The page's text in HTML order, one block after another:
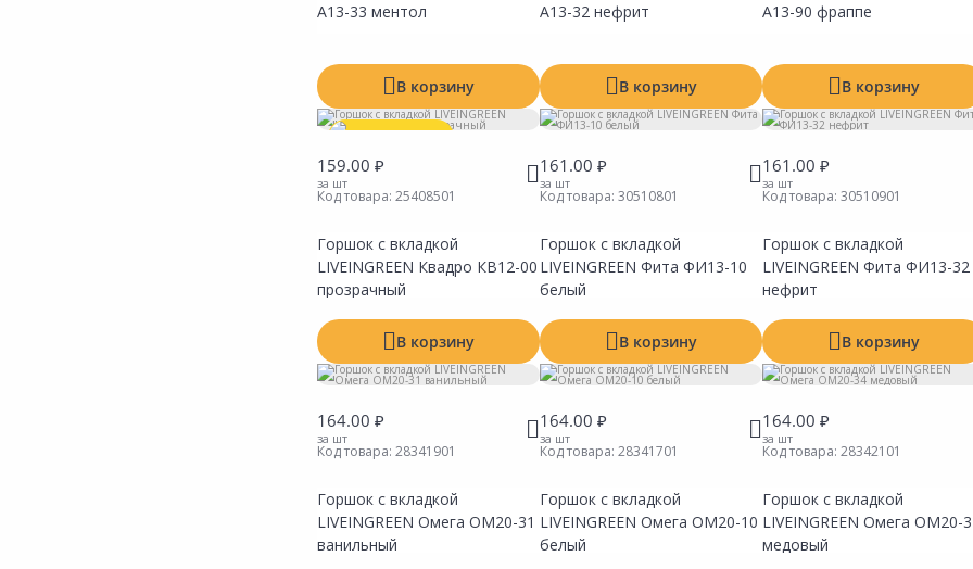
А13-33 ментол
В корзину
А13-32 нефрит
В корзину
А13-90 фраппе
В корзину
Выгодная цена
159.00 ₽
за шт
Код товара: 25408501
Горшок с вкладкой
LIVEINGREEN Квадро КВ12-00
прозрачный
В корзину
161.00 ₽
за шт
Код товара: 30510801
Горшок с вкладкой
LIVEINGREEN Фита ФИ13-10
белый
В корзину
161.00 ₽
за шт
Код товара: 30510901
Горшок с вкладкой
LIVEINGREEN Фита ФИ13-32
нефрит
В корзину
164.00 ₽
за шт
Код товара: 28341901
Горшок с вкладкой
LIVEINGREEN Омега ОМ20-31
ванильный
164.00 ₽
за шт
Код товара: 28341701
Горшок с вкладкой
LIVEINGREEN Омега ОМ20-10
белый
164.00 ₽
за шт
Код товара: 28342101
Горшок с вкладкой
LIVEINGREEN Омега ОМ20-
медовый